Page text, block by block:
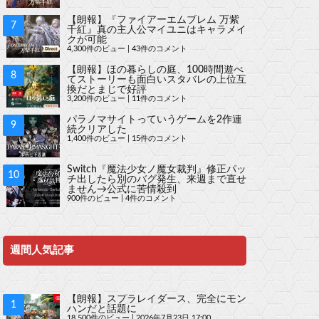
【朗報】『ファイアーエムブレム 万紫
千紅』真の主人公マイユニはキャラメイ
クが可能
4,300件のビュー 43件のコメント
【朗報】ほの暮らしの庭、100時間遊べ
てストーリーも面白いスタバレの上位互
換だとまじで好評
3,200件のビュー 11件のコメント
パラノマサイトっていうゲームを2作連
続クリアした
1,400件のビュー 15件のコメント
Switch『魔法少女ノ魔女裁判』修正パッ
チ出したら別のバグ発生、来週まで直せ
ません→公式に苦情殺到
900件のビュー 4件のコメント
週間人気記事
【朗報】スプラレイダース、完全にモン
ハンだと話題に